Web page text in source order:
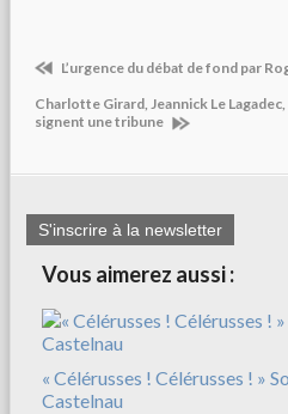
L’urgence du débat de fond par
Charlotte Girard, Jeannick Le
signent une tribune
S'inscrire à la newsletter
Vous aimerez aussi :
« Célérusses ! Célérusses ! »
Castelnau